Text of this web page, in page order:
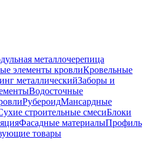
металлочерепица
элементы кровлиКровельные
металлическийЗаборы и
Водосточные
РубероидМансардные
строительные смесиБлоки
Фасадные материалыПрофиль
товары